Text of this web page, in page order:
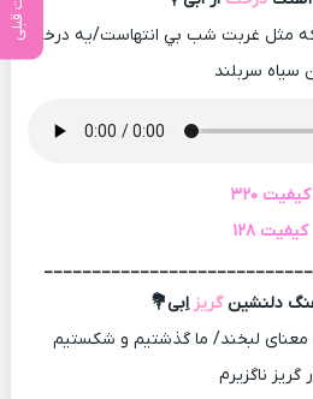
مثل غربت شب بي انتهاست/يه درخت
سياه سربلند
کیفیت ۳۲۰
کیفیت ۱۲۸
دلنشینگریزاِبی💐
معنای لبخند/ ما گذشتیم و شکستیم
گریز ناگزیرم